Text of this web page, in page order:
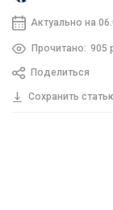
Актуально на
Прочитано: 905
Поделиться
Сохранить